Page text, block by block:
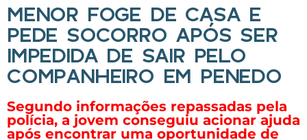
MENOR FOGE DE CASA E
PEDE SOCORRO APÓS SER
IMPEDIDA DE SAIR PELO
COMPANHEIRO EM PENEDO
Segundo informações repassadas pela
polícia, a jovem conseguiu acionar ajuda
após encontrar uma oportunidade de